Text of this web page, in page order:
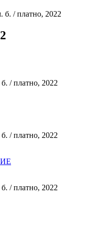
б. / платно, 2022
/ платно, 2022
/ платно, 2022
/ платно, 2022